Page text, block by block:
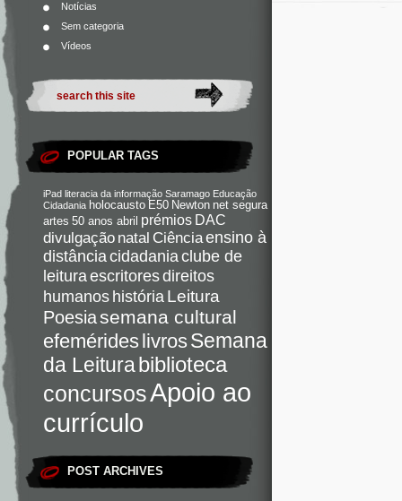
Notícias
Sem categoria
Vídeos
POPULAR TAGS
iPad literacia da informação Saramago Educação
Cidadania holocausto E50 Newton net segura
artes 50 anos abril prémios DAC
divulgação natal Ciênciaensino à
distânciacidadaniaclube de
leituraescritoresdireitos
humanoshistória Leitura
Poesiasemana cultural
efemérideslivrosSemana
da Leiturabiblioteca
concursosApoio ao
currículo
POST ARCHIVES